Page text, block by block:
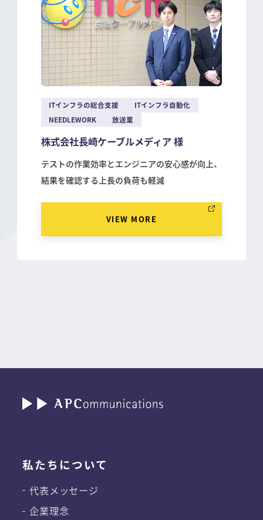
ITインフラの総合支援
ITインフラ自動化
NEEDLEWORK
放送業
株式会社長崎ケーブルメディア 様
テストの作業効率とエンジニアの安心感が向上、
結果を確認する上長の負荷も軽減
VIEW MORE
私たちについて
代表メッセージ
企業理念